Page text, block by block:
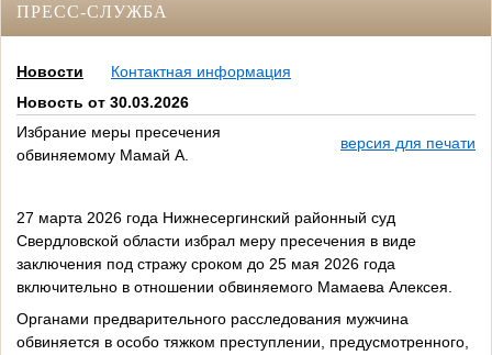
ПРЕСС-СЛУЖБА
Новости
Контактная информация
Новость от 30.03.2026
Избрание меры пресечения
обвиняемому Мамай А.
версия для печати
27 марта 2026 года Нижнесергинский районный суд
Свердловской области избрал меру пресечения в виде
заключения под стражу сроком до 25 мая 2026 года
включительно в отношении обвиняемого Мамаева Алексея.
Органами предварительного расследования мужчина
обвиняется в особо тяжком преступлении, предусмотренного,